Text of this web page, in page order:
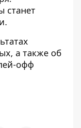
станет
, а также об
офф